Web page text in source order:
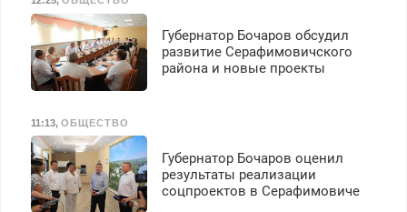
Ежемесячно
выплачивается денежная
премия. Возможно
транспортной
безопасности с з/п до
125000 руб.
Губернатор Бочаров обсудил
развитие Серафимовичского
района и новые проекты
11:13, ОБЩЕСТВО
Губернатор Бочаров оценил
результаты реализации
соцпроектов в Серафимовиче